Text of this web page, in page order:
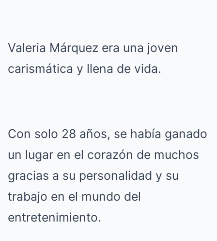
Valeria Márquez era una joven
carismática y llena de vida.
Con solo 28 años, se había ganado
un lugar en el corazón de muchos
gracias a su personalidad y su
trabajo en el mundo del
entretenimiento.